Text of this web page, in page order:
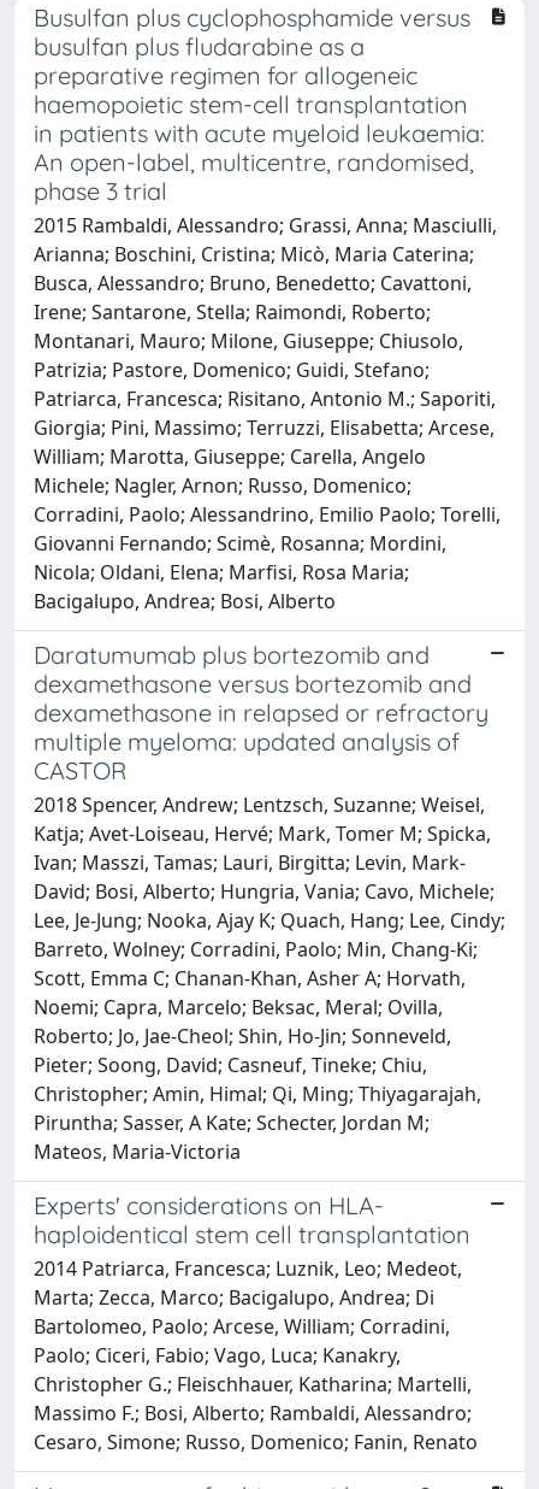
Busulfan plus cyclophosphamide versus
busulfan plus fludarabine as a
preparative regimen for allogeneic
haemopoietic stem-cell transplantation
in patients with acute myeloid leukaemia:
An open-label, multicentre, randomised,
phase 3 trial
2015 Rambaldi, Alessandro; Grassi, Anna; Masciulli,
Arianna; Boschini, Cristina; Micò, Maria Caterina;
Busca, Alessandro; Bruno, Benedetto; Cavattoni,
Irene; Santarone, Stella; Raimondi, Roberto;
Montanari, Mauro; Milone, Giuseppe; Chiusolo,
Patrizia; Pastore, Domenico; Guidi, Stefano;
Patriarca, Francesca; Risitano, Antonio M.; Saporiti,
Giorgia; Pini, Massimo; Terruzzi, Elisabetta; Arcese,
William; Marotta, Giuseppe; Carella, Angelo
Michele; Nagler, Arnon; Russo, Domenico;
Corradini, Paolo; Alessandrino, Emilio Paolo; Torelli,
Giovanni Fernando; Scimè, Rosanna; Mordini,
Nicola; Oldani, Elena; Marfisi, Rosa Maria;
Bacigalupo, Andrea; Bosi, Alberto
Daratumumab plus bortezomib and
dexamethasone versus bortezomib and
dexamethasone in relapsed or refractory
multiple myeloma: updated analysis of
CASTOR
2018 Spencer, Andrew; Lentzsch, Suzanne; Weisel,
Katja; Avet-Loiseau, Hervé; Mark, Tomer M; Spicka,
Ivan; Masszi, Tamas; Lauri, Birgitta; Levin, Mark-
David; Bosi, Alberto; Hungria, Vania; Cavo, Michele;
Lee, Je-Jung; Nooka, Ajay K; Quach, Hang; Lee, Cindy;
Barreto, Wolney; Corradini, Paolo; Min, Chang-Ki;
Scott, Emma C; Chanan-Khan, Asher A; Horvath,
Noemi; Capra, Marcelo; Beksac, Meral; Ovilla,
Roberto; Jo, Jae-Cheol; Shin, Ho-Jin; Sonneveld,
Pieter; Soong, David; Casneuf, Tineke; Chiu,
Christopher; Amin, Himal; Qi, Ming; Thiyagarajah,
Piruntha; Sasser, A Kate; Schecter, Jordan M;
Mateos, Maria-Victoria
Experts' considerations on HLA-
haploidentical stem cell transplantation
2014 Patriarca, Francesca; Luznik, Leo; Medeot,
Marta; Zecca, Marco; Bacigalupo, Andrea; Di
Bartolomeo, Paolo; Arcese, William; Corradini,
Paolo; Ciceri, Fabio; Vago, Luca; Kanakry,
Christopher G.; Fleischhauer, Katharina; Martelli,
Massimo F.; Bosi, Alberto; Rambaldi, Alessandro;
Cesaro, Simone; Russo, Domenico; Fanin, Renato